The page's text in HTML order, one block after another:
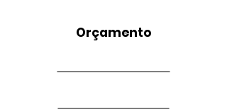
Orçamento